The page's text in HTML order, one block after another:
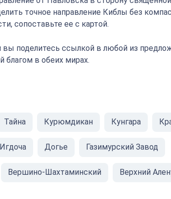
точное направление Киблы без
сопоставьте ее с картой.
поделитесь ссылкой в любой из
в обеих мирах.
Тайна Курюмдикан Кунгара
Игдоча Догье Газимурский Завод
Вершино-Шахтаминский Верхний